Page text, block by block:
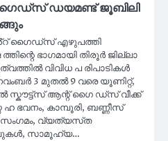
ഗൈഡ്‌സ് ഡയമണ്ട് ജൂബിലി
ഗൈഡ്സ് എഴുപത്തി
ഭാഗമായി തിരൂർ ജില്ലാ
വിവിധ പ രിപാടികൾ
3 മുതൽ 9 വരെ യൂണിറ്റ്,
സ്ക‌ൗട്ട്സ് ആന്റ് ഗൈ ഡ്‌സ് വീക്ക്
ഹ ഭവനം, കാമ്പൂരി, ബണ്ണീസ്
വ്യത്യസ്‌ത
സാമൂഹ്യ…